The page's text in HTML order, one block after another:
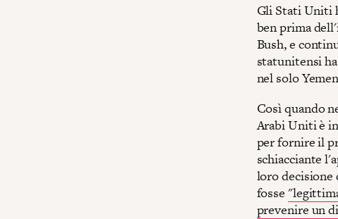
Gli Stati Uniti
ben prima
Bush, e
statunitensi
nel solo
Così quando
Arabi Uniti è
per fornire il
schiacciante
loro decisione
fosse
prevenire un